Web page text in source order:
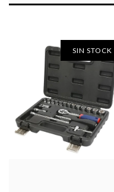
SIN STOCK